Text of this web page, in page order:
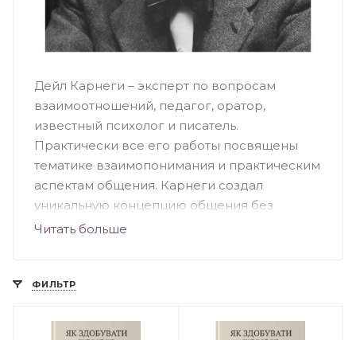
Дейл Карнеги – эксперт по вопросам
взаимоотношений, педагог, оратор,
известный психолог и писатель.
Практически все его работы посвящены
тематике взаимопонимания и практическим
аспектам общения. Карнеги создал
уникальную концепцию общения без
конфликтов. Книги автора помогут каждому
свою точку зрения.
Биографические факты
Читать больше
ФИЛЬТР